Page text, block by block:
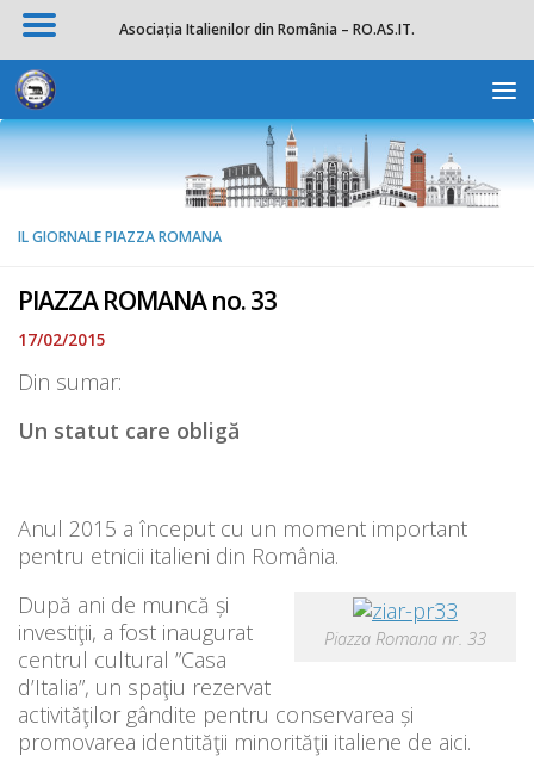
Apri la
Salta al contenuto
IL GIORNALE PIAZZA ROMANA
PIAZZA ROMANA no. 33
17/02/2015
Din sumar:
Un statut care obligă
Anul 2015 a început cu un moment important
pentru etnicii italieni din România.
Piazza Romana nr. 33
După ani de muncă și
investiţii, a fost inaugurat
centrul cultural ”Casa
d’Italia”, un spaţiu rezervat
activităţilor gândite pentru conservarea și
promovarea identităţii minorităţii italiene de aici.
Asociația Italienilor din România – RO.AS.IT.